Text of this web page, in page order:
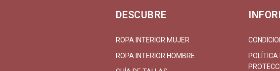
DESCUBRE
ROPA INTERIOR MUJER
ROPA INTERIOR HOMBRE
POLÍTICA